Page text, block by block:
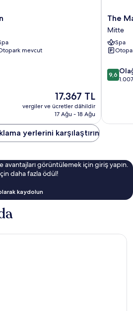
mevcut
Güncel
fiyat:
17.367 TL
17.367 TL
vergiler ve ücretler dâhildir
17 Ağu - 18 Ağu
The
Mandala
Berlin,
a
Design
Hotel
The
Mitte
Spa
10
9,6
yerlerini karşılaştırın
avantajları görüntülemek için giriş yapın.
daha fazla ödül!
kaydolun